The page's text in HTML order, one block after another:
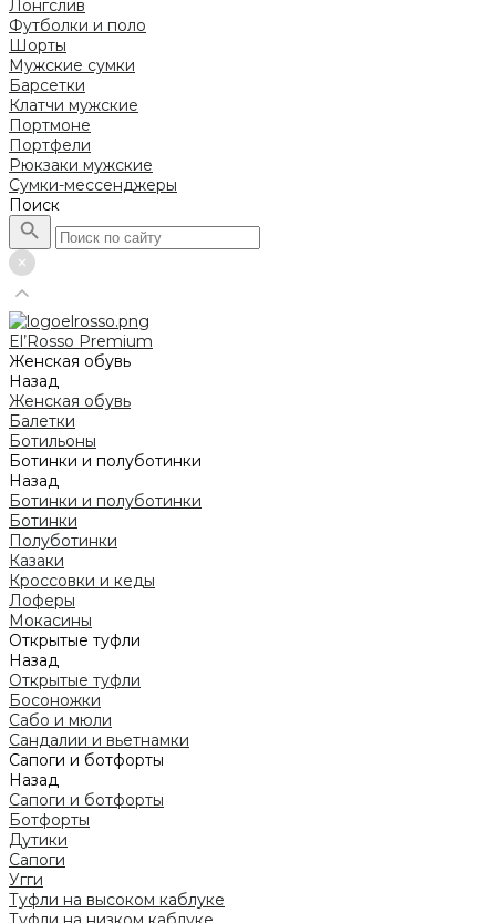
Лонгслив
Футболки и поло
Шорты
Мужские сумки
Барсетки
Клатчи мужские
Портмоне
Портфели
Рюкзаки мужские
Сумки-мессенджеры
Поиск
El’Rosso Premium
Женская обувь
Назад
Женская обувь
Балетки
Ботильоны
Ботинки и полуботинки
Назад
Ботинки и полуботинки
Ботинки
Полуботинки
Казаки
Кроссовки и кеды
Лоферы
Мокасины
Открытые туфли
Назад
Открытые туфли
Босоножки
Сабо и мюли
Сандалии и вьетнамки
Сапоги и ботфорты
Назад
Сапоги и ботфорты
Ботфорты
Дутики
Сапоги
Угги
Туфли на высоком каблуке